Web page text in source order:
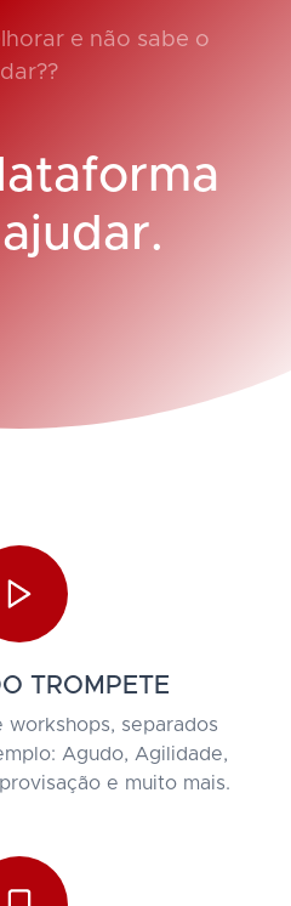
e não sabe o
TROMPETE
workshops, separados
Agudo, Agilidade,
e muito mais.